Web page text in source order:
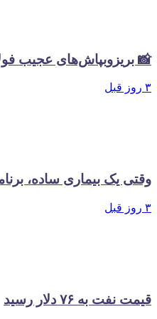
📸 بریزوبپاش‌های عجیب فولاد مبارکه/هزینه ۲/۶
۳ روز قبل
وقتی یک بیماری ساده،
۳ روز قبل
قیمت نفت به ۷۶ دلار رسید